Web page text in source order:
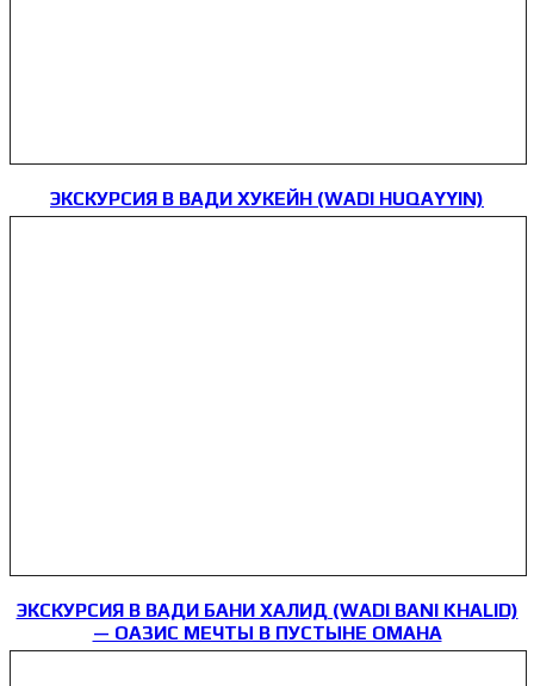
ЭКСКУРСИЯ В ВАДИ ХУКЕЙН (WADI HUQAYYIN)
ЭКСКУРСИЯ В ВАДИ БАНИ ХАЛИД (WADI BANI KHALID)
— ОАЗИС МЕЧТЫ В ПУСТЫНЕ ОМАНА